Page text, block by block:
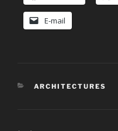
E-mail
CATÉGORIES
ARCHITECTURES